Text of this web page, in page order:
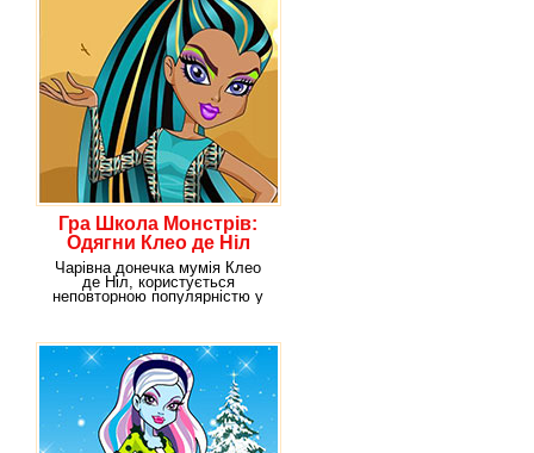
Гра Школа Монстрів:
Одягни Клео де Ніл
Чарівна донечка мумія Клео
де Ніл, користується
неповторною популярністю у